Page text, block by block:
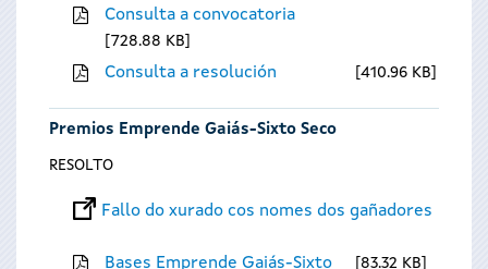
Consulta a convocatoria
728.88 KB
Consulta a resolución 410.96 KB
Premios Emprende Gaiás-Sixto Seco
RESOLTO
Fallo do xurado cos nomes dos gañadores
Bases Emprende Gaiás-Sixto
83.32 KB